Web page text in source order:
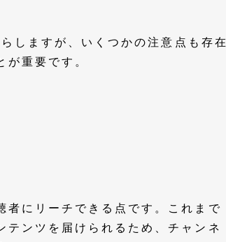
しますが、いくつかの注意点も存在
が重要です。
者にリーチできる点です。これまで
テンツを届けられるため、チャンネ